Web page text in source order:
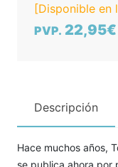
[Disponible en
PVP. 22,95€
Descripción
Hace muchos años,
se publica ahora por